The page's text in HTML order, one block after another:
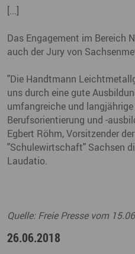
[...]
Das Engagement im Bereich
auch der Jury von
"Die Handtmann
uns durch eine gute
umfangreiche und
Berufsorientierung und -
Egbert Röhm, Vorsitzender
"Schulewirtschaft" Sachsen
Laudatio.
Quelle: Freie Presse vom
26.06.2018